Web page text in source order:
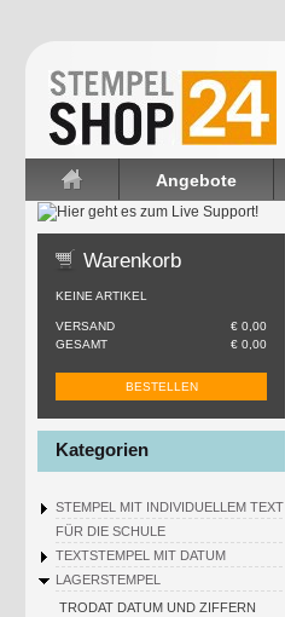
Startseite
Angebote
Warenkorb
KEINE ARTIKEL
VERSAND
€ 0,00
GESAMT
€ 0,00
BESTELLEN
Kategorien
STEMPEL MIT INDIVIDUELLEM TEXT
FÜR DIE SCHULE
TEXTSTEMPEL MIT DATUM
LAGERSTEMPEL
TRODAT DATUM UND ZIFFERN